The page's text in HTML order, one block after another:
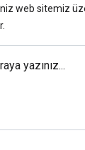
web sitemiz
yazınız...